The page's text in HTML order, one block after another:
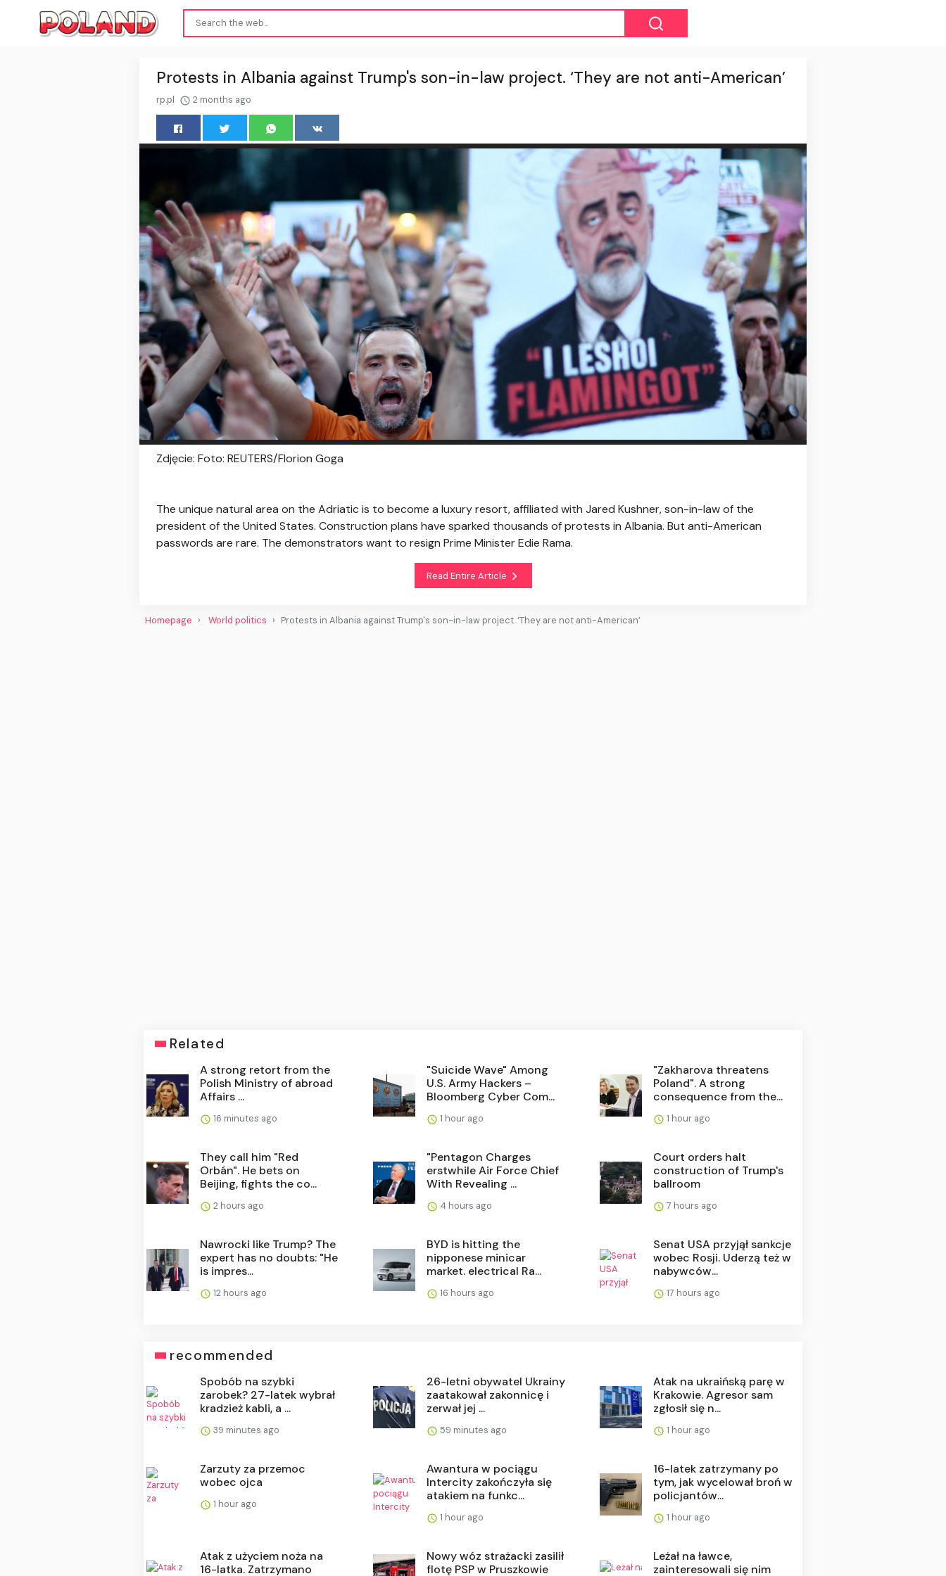
Protests in Albania against Trump's son-in-law project. ‘They are not anti-American’
rp.pl 2 months ago
Zdjęcie: Foto: REUTERS/Florion Goga
The unique natural area on the Adriatic is to become a luxury resort, affiliated with Jared Kushner, son-in-law of the
president of the United States. Construction plans have sparked thousands of protests in Albania. But anti-American
passwords are rare. The demonstrators want to resign Prime Minister Edie Rama.
Read Entire Article
Homepage World politics Protests in Albania against Trump's son-in-law project. ‘They are not anti-American’
Related
A strong retort from the
Polish Ministry of abroad
Affairs ...
16 minutes ago
"Suicide Wave" Among
U.S. Army Hackers –
Bloomberg Cyber Com...
1 hour ago
"Zakharova threatens
Poland". A strong
consequence from the...
1 hour ago
They call him "Red
Orbán". He bets on
Beijing, fights the co...
2 hours ago
"Pentagon Charges
erstwhile Air Force Chief
With Revealing ...
4 hours ago
Court orders halt
construction of Trump's
ballroom
7 hours ago
Nawrocki like Trump? The
expert has no doubts: "He
is impres...
12 hours ago
BYD is hitting the
nipponese minicar
market. electrical Ra...
16 hours ago
Senat USA przyjął sankcje
wobec Rosji. Uderzą też w
nabywców...
17 hours ago
recommended
Spobób na szybki
zarobek? 27-latek wybrał
kradzież kabli, a ...
39 minutes ago
26-letni obywatel Ukrainy
zaatakował zakonnicę i
zerwał jej ...
59 minutes ago
Atak na ukraińską parę w
Krakowie. Agresor sam
zgłosił się n...
1 hour ago
Zarzuty za przemoc
wobec ojca
1 hour ago
Awantura w pociągu
Intercity zakończyła się
atakiem na funkc...
1 hour ago
16-latek zatrzymany po
tym, jak wycelował broń w
policjantów...
1 hour ago
Atak z użyciem noża na
16-latka. Zatrzymano
Nowy wóz strażacki zasilił
flotę PSP w Pruszkowie
Leżał na ławce,
zainteresowali się nim